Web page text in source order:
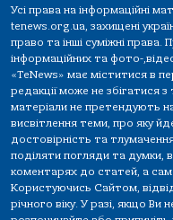
Усі права на інформаційні
tenews.org.ua, захищені
право та інші суміжні права.
інформаційних та фото-
«TeNews» має міститися в
редакції може не збігатися
матеріали не претендують
висвітлення теми, про яку
достовірність та
поділяти погляди та думки,
коментарях до статей, а сам
Користуючись Сайтом,
річного віку. У разі, якщо Ви